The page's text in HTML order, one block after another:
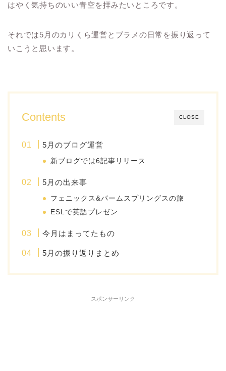
はやく気持ちのいい青空を拝みたいところです。
それでは5月のカリくら運営とブラメの日常を振り返って
いこうと思います。
CLOSE
Contents
5月のブログ運営
新ブログでは6記事リリース
5月の出来事
フェニックス&パームスプリングスの旅
ESLで英語プレゼン
今月はまってたもの
5月の振り返りまとめ
スポンサーリンク